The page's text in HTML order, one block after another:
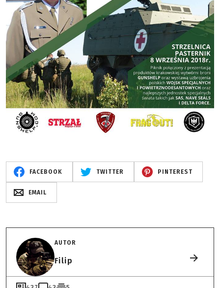
FACEBOOK TWITTER PINTEREST
EMAIL
AUTOR
Filip